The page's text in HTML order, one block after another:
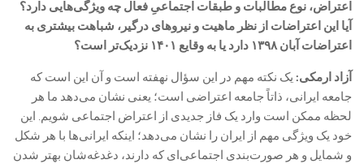
اعتراض، نوع مطالبات و طبقات اجتماعیِ فعال چه ویژگی‌هایی دارد؟
آیا این اعتراضات از نظر ماهیت و نیروهای درگیر، شباهت بیشتری به
اعتراضات آبان ۱۳۹۸ دارد یا به وقایع ۱۴۰۱ نزدیک‌تر است؟
آزاد ارمکی: یک نکته مهم در این سؤال نهفته است و آن این است که
جامعه ایرانی، ذاتاً جامعه اعتراضی است؛ یعنی نشان می‌دهد ما هر
لحظه ممکن است وارد یک فاز جدیدی از اعتراض اجتماعی شویم. این
خود یک ویژگی مهم از ایران را نشان می‌دهد؛ اینکه ایرانی‌ها با هر شکل
و شمایل و هر صورت‌بندی اجتماعی‌ای که دارند، دغدغه‌شان بهتر شدن